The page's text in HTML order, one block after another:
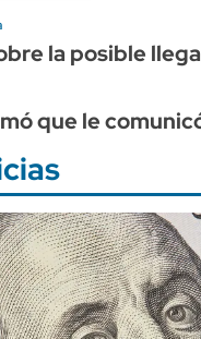
la posible
que le